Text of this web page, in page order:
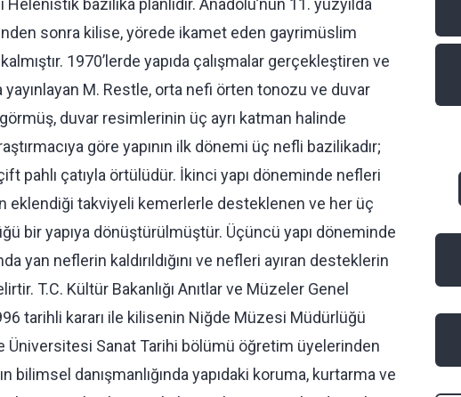
sonra kilise, yörede ikamet eden gayrimüslim
1970’lerde yapıda çalışmalar gerçekleştiren ve
yayınlayan M. Restle, orta nefi örten tonozu ve duvar
duvar resimlerinin üç ayrı katman halinde
göre yapının ilk dönemi üç nefli bazilikadır;
pahlı çatıyla örtülüdür. İkinci yapı döneminde nefleri
eklendiği takviyeli kemerlerle desteklenen ve her üç
bir yapıya dönüştürülmüştür. Üçüncü yapı döneminde
yan neflerin kaldırıldığını ve nefleri ayıran desteklerin
T.C. Kültür Bakanlığı Anıtlar ve Müzeler Genel
tarihli kararı ile kilisenin Niğde Müzesi Müdürlüğü
Üniversitesi Sanat Tarihi bölümü öğretim üyelerinden
bilimsel danışmanlığında yapıdaki koruma, kurtarma ve